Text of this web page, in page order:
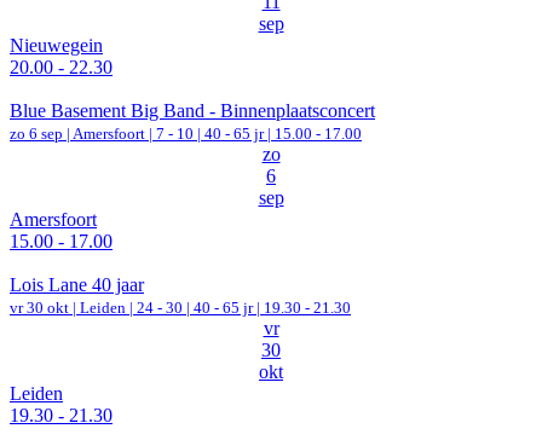
sep
Nieuwegein
20.00 - 22.30
Blue Basement Big Band - Binnenplaatsconcert
zo 6 sep | Amersfoort | 7 - 10 | 40 - 65 jr | 15.00 - 17.00
zo
6
sep
Amersfoort
15.00 - 17.00
Lois Lane 40 jaar
vr 30 okt | Leiden | 24 - 30 | 40 - 65 jr | 19.30 - 21.30
vr
30
okt
Leiden
19.30 - 21.30